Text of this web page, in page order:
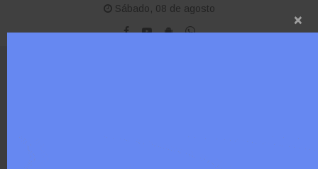
Sábado, 08 de agosto
×